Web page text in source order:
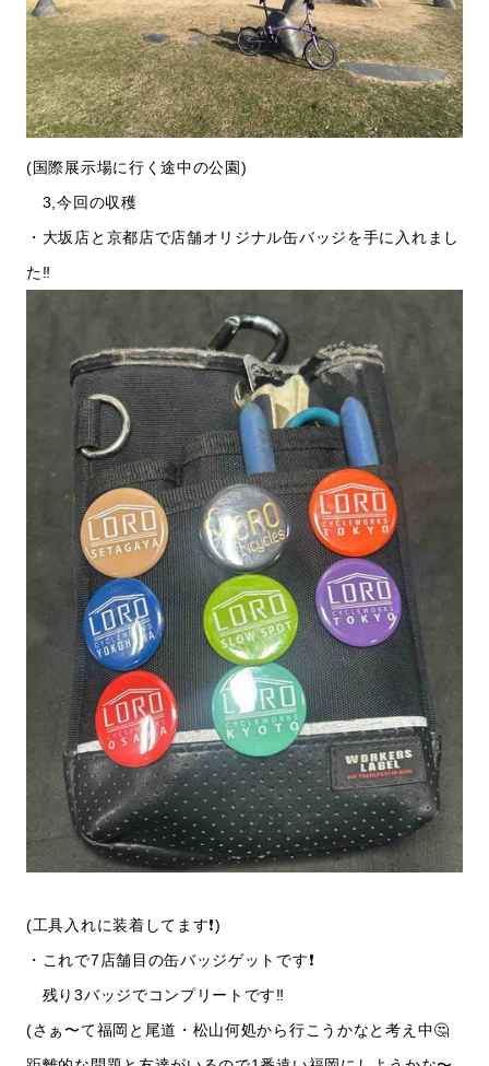
(国際展示場に行く途中の公園)
3,今回の収穫
・大坂店と京都店で店舗オリジナル缶バッジを手に入れまし
た‼️
(工具入れに装着してます❗️)
・これで7店舗目の缶バッジゲットです❗️
残り3バッジでコンプリートです‼️
(さぁ〜て福岡と尾道・松山何処から行こうかなと考え中🤔